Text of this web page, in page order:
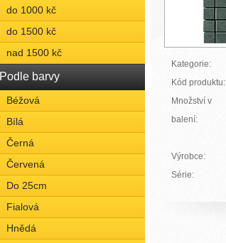
do 1000 kč
do 1500 kč
nad 1500 kč
Podle barvy
Béžová
Bílá
Černá
Červená
Do 25cm
Fialová
Hnědá
Kategorie:
Kód produktu:
Množství v
balení:
Výrobce:
Série: